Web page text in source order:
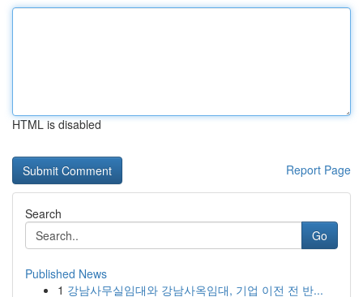
HTML is disabled
Report Page
Search
Go
Published News
1 강남사무실임대와 강남사옥임대, 기업 이전 전 반...